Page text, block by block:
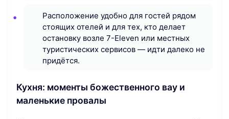
Расположение удобно для гостей рядом
стоящих отелей и для тех, кто делает
остановку возле 7-Eleven или местных
туристических сервисов — идти далеко не
придётся.
Кухня: моменты божественного вау и
маленькие провалы